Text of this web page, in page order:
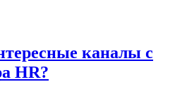
каналы с
HR?